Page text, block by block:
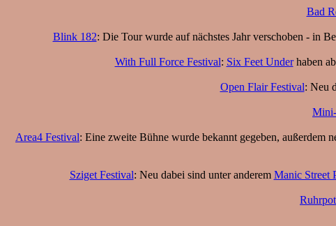
Bad
Blink 182: Die Tour wurde auf nächstes Jahr verschoben - in
With Full Force Festival: Six Feet Underhaben
Open Flair Festival: Neu
Area4 Festival: Eine zweite Bühne wurde bekannt gegeben, außerdem
Sziget Festival: Neu dabei sind unter anderem Manic Street